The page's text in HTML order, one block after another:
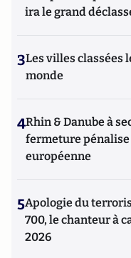
ira le grand
3Les villes classées
monde
4Rhin & Danube à
fermeture pénalise
européenne
5Apologie du
700, le chanteur à
2026